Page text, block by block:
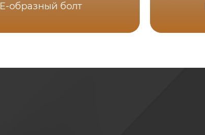
E-образный болт